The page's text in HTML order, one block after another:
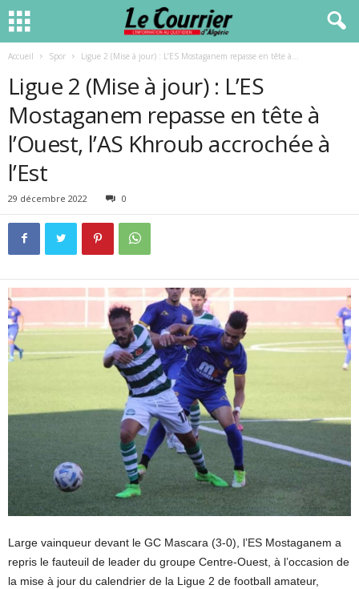
Accueil Spor Ligue 2 (Mise à jour) : L’ES Mostaganem repasse en tête à...
Ligue 2 (Mise à jour) : L’ES
Mostaganem repasse en tête à
l’Ouest, l’AS Khroub accrochée à
l’Est
29 décembre 2022 0
Large vainqueur devant le GC Mascara (3-0), l’ES Mostaganem a
repris le fauteuil de leader du groupe Centre-Ouest, à l’occasion de
la mise à jour du calendrier de la Ligue 2 de football amateur,